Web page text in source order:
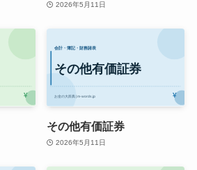
2026年5月11日
その他有価証券
2026年5月11日